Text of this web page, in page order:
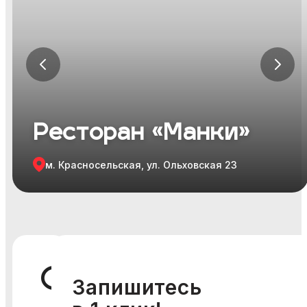
Ресторан «Манки»
м. Красносельская, ул. Ольховская 23
О
Запишитесь
участия в мероприятиях
Я ознакомился и согласен с
конфиденциальности